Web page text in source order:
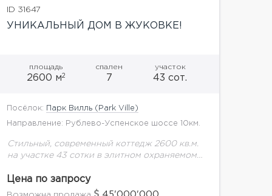
ID 31647
УНИКАЛЬНЫЙ ДОМ В ЖУКОВКЕ!
площадь
2600 м2
спален
7
участок
43 сот.
Посёлок: Парк Вилль (Park Ville)
Направление: Рублево-Успенское шоссе 10км.
Стильный, современный коттедж 2600 кв.м.
на участке 43 сотки в элитном охраняемом
эксклюзивный дизайнерский ремонт.
Дорогая отделка с использованием
Цена по запросу